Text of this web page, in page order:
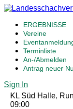
ERGEBNISSE
Vereine
Terminliste
An-/Abmelden
Antrag neuer
Sign In
KL Süd Halle,
09:00